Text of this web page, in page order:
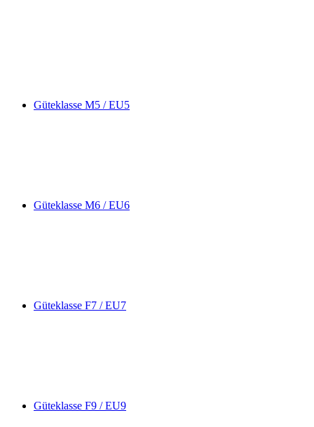
Güteklasse M5 / EU5
Güteklasse M6 / EU6
Güteklasse F7 / EU7
Güteklasse F9 / EU9